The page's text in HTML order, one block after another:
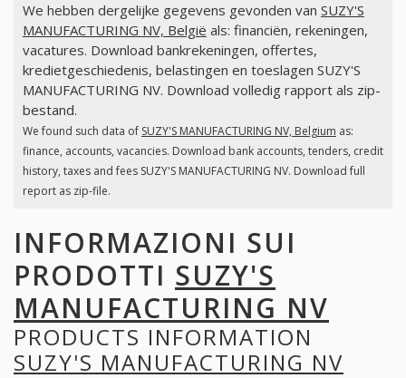
We hebben dergelijke gegevens gevonden van SUZY'S
MANUFACTURING NV, België als: financiën, rekeningen,
vacatures. Download bankrekeningen, offertes,
kredietgeschiedenis, belastingen en toeslagen SUZY'S
MANUFACTURING NV. Download volledig rapport als zip-
bestand.
We found such data of SUZY'S MANUFACTURING NV, Belgium as:
finance, accounts, vacancies. Download bank accounts, tenders, credit
history, taxes and fees SUZY'S MANUFACTURING NV. Download full
report as zip-file.
INFORMAZIONI SUI
PRODOTTI SUZY'S
MANUFACTURING NV
PRODUCTS INFORMATION
SUZY'S MANUFACTURING NV